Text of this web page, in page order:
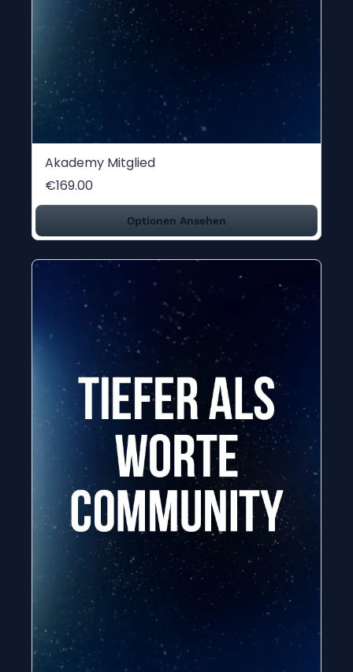
Akademy Mitglied
€169.00
Optionen Ansehen